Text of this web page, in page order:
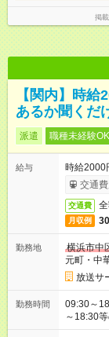
掲
【関内】時
あるか聞くだ
派遣 職種未経験OK
給与
時給
交通
交通費
月収例
勤務地
横浜市中
元町・中
放送サ
勤務時間
09:30～
～18:30